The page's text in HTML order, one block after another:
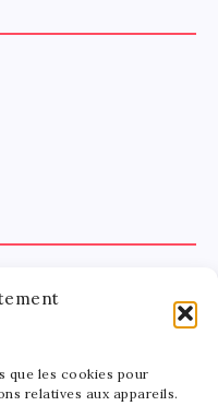
que les cookies pour
relatives aux appareils.